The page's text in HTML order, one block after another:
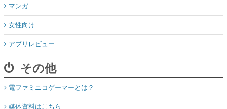
マンガ
女性向け
アプリレビュー
その他
電ファミニコゲーマーとは？
媒体資料はこちら